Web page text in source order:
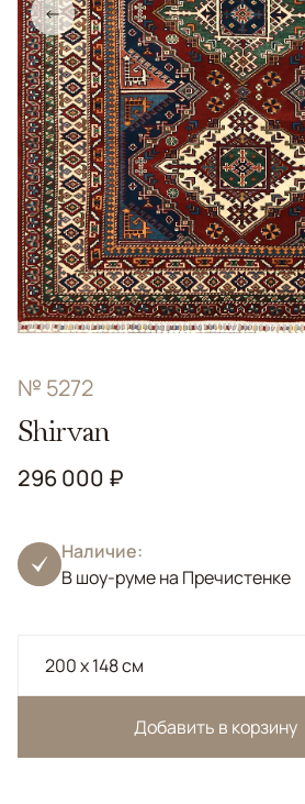
←
№ 5272
Shirvan
296 000 ₽
Наличие:
В шоу-руме на Пречистенке
200 x 148 см
Добавить в корзину